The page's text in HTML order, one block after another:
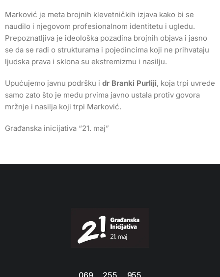
Marković je meta brojnih klevetničkih izjava kako bi se
naudilo i njegovom profesionalnom identitetu i ugledu.
Prepoznatljiva je ideološka pozadina brojnih objava i jasno
se da se radi o strukturama i pojedincima koji ne prihvataju
ljudska prava i sklona su ekstremizmu i nasilju.
Upućujemo javnu podršku i dr Branki Purliji, koja trpi uvrede
samo zato što je među prvima javno ustala protiv govora
mržnje i nasilja koji trpi Marković.
Građanska inicijativa “21. maj”
069 255 955